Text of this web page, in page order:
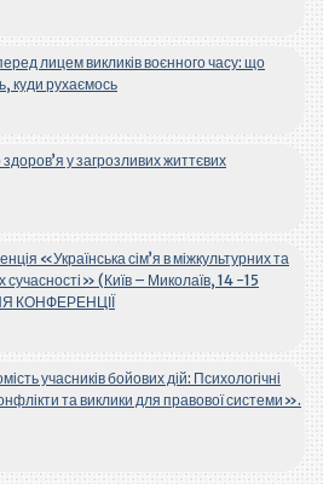
лицем викликів воєнного часу: що
куди рухаємось
у загрозливих життєвих
«Українська сім’я в міжкультурних та
сучасності» (Київ – Миколаїв, 14 -15
КОНФЕРЕНЦІЇ
учасників бойових дій: Психологічні
та виклики для правової системи».